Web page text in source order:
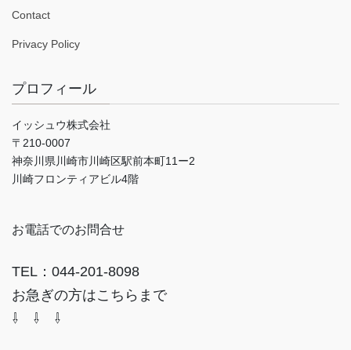
Contact
Privacy Policy
プロフィール
イッシュウ株式会社
〒210-0007
神奈川県川崎市川崎区駅前本町11ー2
川崎フロンティアビル4階
お電話でのお問合せ
TEL：044-201-8098
お急ぎの方はこちらまで
⇩ ⇩ ⇩